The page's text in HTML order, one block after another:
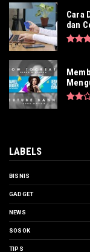
Cara
dan
LABELS
BISNIS
GADGET
NEWS
SOSOK
TIPS